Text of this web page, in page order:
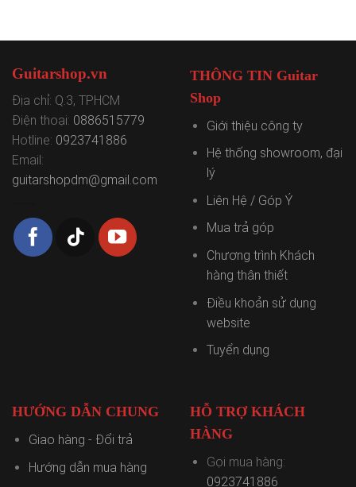
Guitarshop.vn
Địa chỉ: Q.3, TPHCM
Điện thoại: 0886515779
Hotline: 0923741886
Email:
guitarshopdm@gmail.com
THÔNG TIN Guitar
Shop
Giới thiệu công ty
Hệ thống showroom, đại
lý
Liên Hệ / Góp Ý
Mua trả góp
Chương trình Khách
hàng thân thiết
Điều khoản sử dụng
website
Tuyển dụng
HƯỚNG DẪN CHUNG
Giao hàng - Đổi trả
Hướng dẫn mua hàng
HỖ TRỢ KHÁCH
HÀNG
Gọi mua hàng:
0923741886